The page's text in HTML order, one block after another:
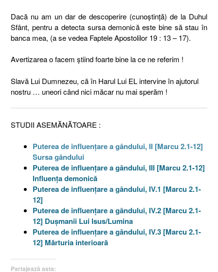
Dacă nu am un dar de descoperire (cunoştinţă) de la Duhul
Sfânt, pentru a detecta sursa demonică este bine să stau în
banca mea, (a se vedea Faptele Apostolilor 19 : 13 – 17).
Avertizarea o facem ştiind foarte bine la ce ne referim !
Slavă Lui Dumnezeu, că în Harul Lui EL intervine în ajutorul
nostru … uneori când nici măcar nu mai sperăm !
STUDII ASEMĂNĂTOARE :
Puterea de influenţare a gândului, II [Marcu 2.1-12]
Sursa gândului
Puterea de influenţare a gândului, III [Marcu 2.1-12]
Influenţa demonică
Puterea de influenţare a gândului, IV.1 [Marcu 2.1-
12]
Puterea de influenţare a gândului, IV.2 [Marcu 2.1-
12] Duşmanii Lui Isus/Lumina
Puterea de influenţare a gândului, IV.3 [Marcu 2.1-
12] Mărturia interioară
Partajează asta: